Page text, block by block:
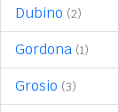
Dubino (2)
Gordona (1)
Grosio (3)